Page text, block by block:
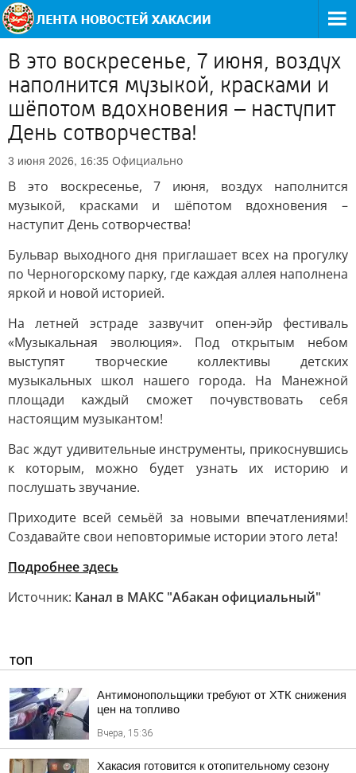
В это воскресенье, 7 июня, воздух
наполнится музыкой, красками и
шёпотом вдохновения – наступит
День сотворчества!
3 июня 2026, 16:35 Официально
В это воскресенье, 7 июня, воздух наполнится
музыкой, красками и шёпотом вдохновения –
наступит День сотворчества!
Бульвар выходного дня приглашает всех на прогулку
по Черногорскому парку, где каждая аллея наполнена
яркой и новой историей.
На летней эстраде зазвучит опен-эйр фестиваль
«Музыкальная эволюция». Под открытым небом
выступят творческие коллективы детских
музыкальных школ нашего города. На Манежной
площади каждый сможет почувствовать себя
настоящим музыкантом!
Вас ждут удивительные инструменты, прикоснувшись
к которым, можно будет узнать их историю и
послушать звучание.
Приходите всей семьёй за новыми впечатлениями!
Создавайте свои неповторимые истории этого лета!
Подробнее здесь
Источник: Канал в МАКС "Абакан официальный"
ТОП
Антимонопольщики требуют от ХТК снижения
цен на топливо
Вчера, 15:36
Хакасия готовится к отопительному сезону